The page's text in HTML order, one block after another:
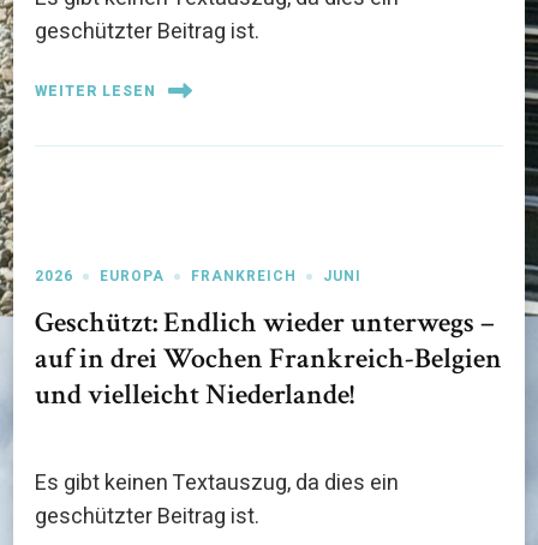
geschützter Beitrag ist.
WEITER LESEN
2026 EUROPA FRANKREICH JUNI
Geschützt: Endlich wieder unterwegs –
auf in drei Wochen Frankreich-Belgien
und vielleicht Niederlande!
Es gibt keinen Textauszug, da dies ein
geschützter Beitrag ist.